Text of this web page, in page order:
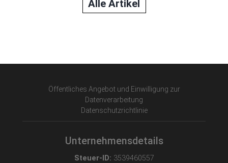
Alle Artikel
Öffentliches Angebot und Einwilligung zur
Datenverarbeitung
Datenschutzrichtlinie
Unternehmensdetails
Steuer-ID: 3539460557